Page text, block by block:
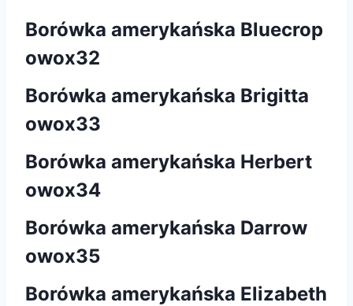
Borówka amerykańska Bluecrop
owox32
Borówka amerykańska Brigitta
owox33
Borówka amerykańska Herbert
owox34
Borówka amerykańska Darrow
owox35
Borówka amerykańska Elizabeth